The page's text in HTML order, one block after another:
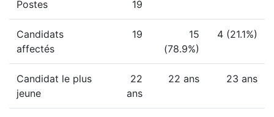
Postes 19
Candidats
affectés
19
15
(78.9%)
4 (21.1%)
Candidat le plus
jeune
22
ans
22 ans 23 ans